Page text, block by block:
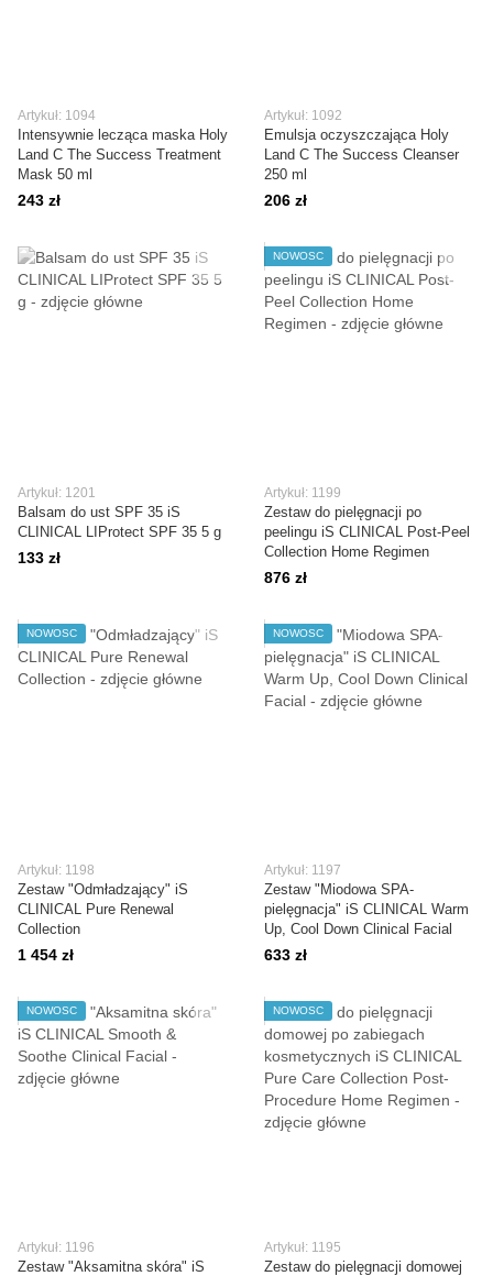
Artykuł: 1094
Intensywnie lecząca maska Holy
Land C The Success Treatment
Mask 50 ml
243 zł
Artykuł: 1092
Emulsja oczyszczająca Holy
Land C The Success Cleanser
250 ml
206 zł
Artykuł: 1201
Balsam do ust SPF 35 iS
CLINICAL LIProtect SPF 35 5 g
133 zł
NOWOŚĆ
Artykuł: 1199
Zestaw do pielęgnacji po
peelingu iS CLINICAL Post-Peel
Collection Home Regimen
876 zł
NOWOŚĆ
Artykuł: 1198
Zestaw "Odmładzający" iS
CLINICAL Pure Renewal
Collection
1 454 zł
NOWOŚĆ
Artykuł: 1197
Zestaw "Miodowa SPA-
pielęgnacja" iS CLINICAL Warm
Up, Cool Down Clinical Facial
633 zł
NOWOŚĆ
Artykuł: 1196
Zestaw "Aksamitna skóra" iS
NOWOŚĆ
Artykuł: 1195
Zestaw do pielęgnacji domowej